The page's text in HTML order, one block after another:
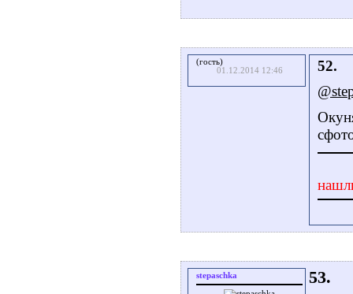
(гость)
01.12.2014 12:46
52.
stepaschka
53.